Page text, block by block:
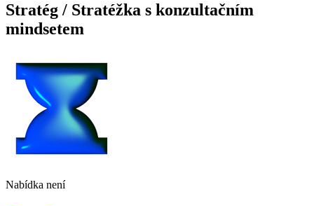
Stratég / Stratéžka s konzultačním
mindsetem
Nabídka není